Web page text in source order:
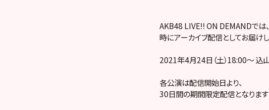
AKB48 LIVE!! ON DEMANDでは
時にアーカイブ配信としてお届けし
2021年4月24日（土）18:00～ 込山
各公演は配信開始日より、
30日間の期間限定配信となります